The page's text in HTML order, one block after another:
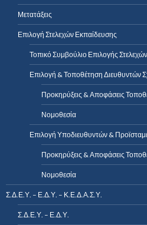
Μετατάξεις
Επιλογή Στελεχών Εκπαίδευσης
Τοπικό Συμβούλιο Επιλογής
Επιλογή & Τοποθέτηση Διευθυντών
Προκηρύξεις & Αποφάσεις
Νομοθεσία
Επιλογή Υποδιευθυντών &
Προκηρύξεις & Αποφάσεις
Νομοθεσία
Σ.Δ.Ε.Υ. – Ε.Δ.Υ. – Κ.Ε.Δ.Α.Σ.Υ.
Σ.Δ.Ε.Υ. – Ε.Δ.Υ.